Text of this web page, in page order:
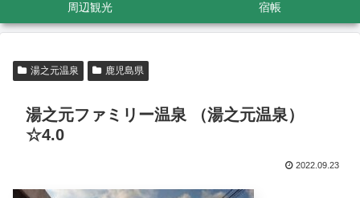
周辺観光 宿帳
湯之元温泉 鹿児島県
湯之元ファミリー温泉 （湯之元温泉）
☆4.0
2022.09.23